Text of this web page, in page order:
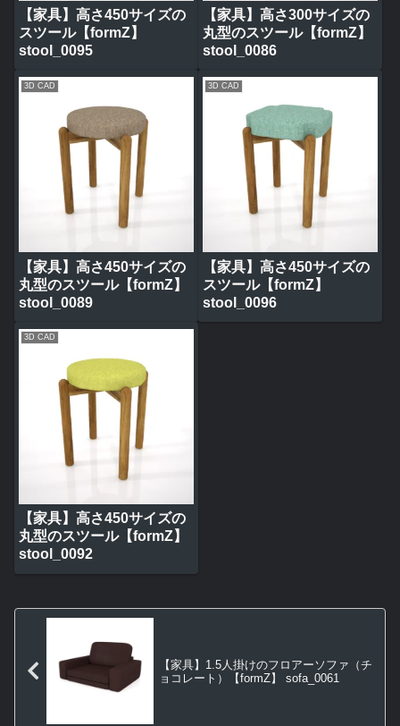
【家具】高さ450サイズの
スツール【formZ】
stool_0095
【家具】高さ300サイズの
丸型のスツール【formZ】
stool_0086
3D CAD
【家具】高さ450サイズの
丸型のスツール【formZ】
stool_0089
3D CAD
【家具】高さ450サイズの
スツール【formZ】
stool_0096
3D CAD
【家具】高さ450サイズの
丸型のスツール【formZ】
stool_0092
【家具】1.5人掛けのフロアーソファ（チ
ョコレート）【formZ】 sofa_0061